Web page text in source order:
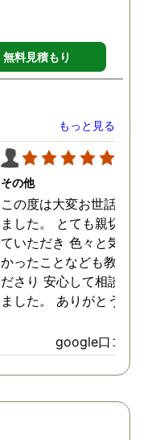
無料見積もり
もっと見る
その他
この度は大変お世話にな
ました。 とても親切に
ていただき 色々と気付
かったことなども教えて
ださり 安心して相談が
ました。 ありがとうご
google口コミ